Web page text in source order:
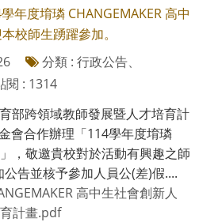
年度堉璘 CHANGEMAKER 高中
校師生踴躍參加。
分類 : 行政公告、
閱 : 1314
部跨領域教師發展暨人才培育計
會合作辦理「114學年度堉璘
，敬邀貴校對於活動有興趣之師
告並核予參加人員公(差)假....
高中生社會創新人
計畫.pdf